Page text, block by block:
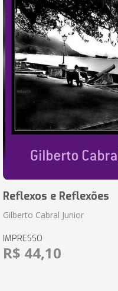
Reflexos e Reflexões
Gilberto Cabral Junior
IMPRESSO
R$ 44,10